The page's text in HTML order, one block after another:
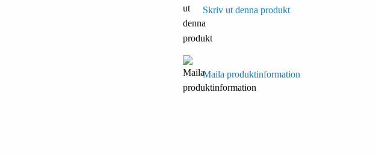
Skriv ut denna produkt
Maila produktinformation